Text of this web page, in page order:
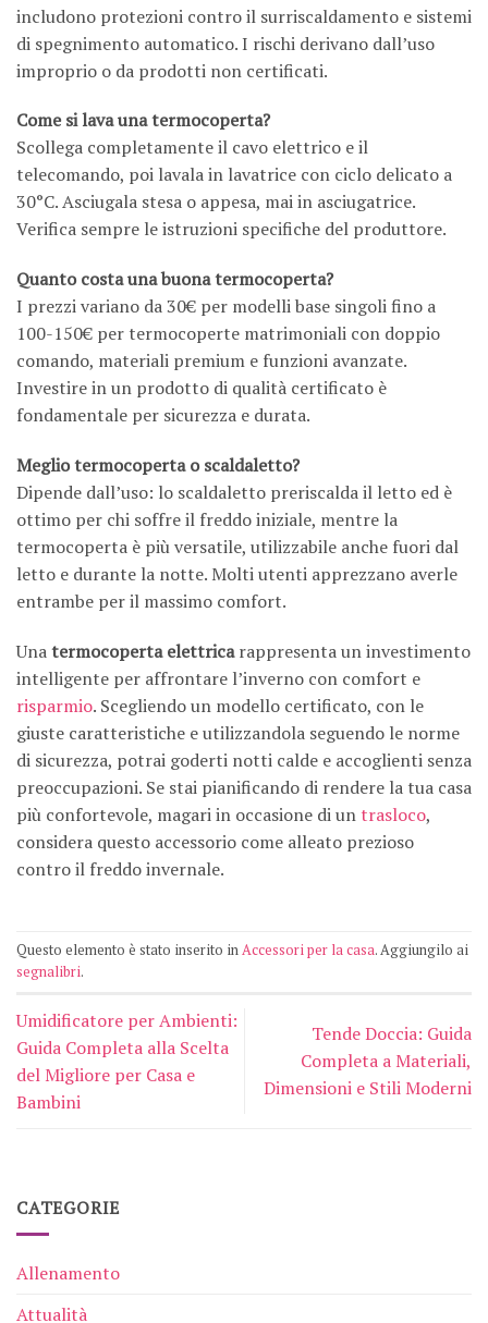
includono protezioni contro il surriscaldamento e sistemi
di spegnimento automatico. I rischi derivano dall’uso
improprio o da prodotti non certificati.
Come si lava una termocoperta?
Scollega completamente il cavo elettrico e il
telecomando, poi lavala in lavatrice con ciclo delicato a
30°C. Asciugala stesa o appesa, mai in asciugatrice.
Verifica sempre le istruzioni specifiche del produttore.
Quanto costa una buona termocoperta?
I prezzi variano da 30€ per modelli base singoli fino a
100-150€ per termocoperte matrimoniali con doppio
comando, materiali premium e funzioni avanzate.
Investire in un prodotto di qualità certificato è
fondamentale per sicurezza e durata.
Meglio termocoperta o scaldaletto?
Dipende dall’uso: lo scaldaletto preriscalda il letto ed è
ottimo per chi soffre il freddo iniziale, mentre la
termocoperta è più versatile, utilizzabile anche fuori dal
letto e durante la notte. Molti utenti apprezzano averle
entrambe per il massimo comfort.
Unatermocoperta elettricarappresenta un investimento
intelligente per affrontare l’inverno con comfort e
risparmio. Scegliendo un modello certificato, con le
giuste caratteristiche e utilizzandola seguendo le norme
di sicurezza, potrai goderti notti calde e accoglienti senza
preoccupazioni. Se stai pianificando di rendere la tua casa
più confortevole, magari in occasione di untrasloco,
considera questo accessorio come alleato prezioso
contro il freddo invernale.
Questo elemento è stato inserito inAccessori per la casa. Aggiungilo ai
segnalibri.
Umidificatore per Ambienti:
Guida Completa alla Scelta
del Migliore per Casa e
Bambini
Tende Doccia: Guida
Completa a Materiali,
Dimensioni e Stili Moderni
CATEGORIE
Allenamento
Attualità